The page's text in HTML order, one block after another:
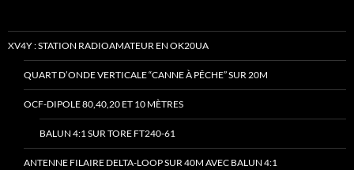
XV4Y : STATION RADIOAMATEUR EN OK20UA
QUART D’ONDE VERTICALE “CANNE À PÊCHE” SUR 20M
OCF-DIPOLE 80,40,20 ET 10 MÈTRES
BALUN 4:1 SUR TORE FT240-61
ANTENNE FILAIRE DELTA-LOOP SUR 40M AVEC BALUN 4:1